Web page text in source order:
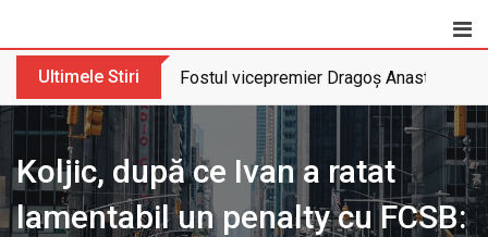
Ultimele Stiri Fostul vicepremier Dragoș Anastasiu
Koljic, după ce Ivan a ratat
lamentabil un penalty cu FCSB: